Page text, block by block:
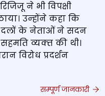
ने भी विपक्षी
उन्‍होंने कहा कि
दलों के नेताओं ने सदन
व्‍यक्‍त की थी।
विरोध प्रदर्शन
सम्पूर्ण जानकारी